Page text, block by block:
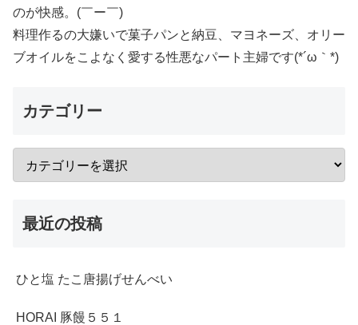
のが快感。(￣ー￣)
料理作るの大嫌いで菓子パンと納豆、マヨネーズ、オリー
ブオイルをこよなく愛する性悪なパート主婦です(*´ω｀*)
カテゴリー
最近の投稿
ひと塩 たこ唐揚げせんべい
HORAI 豚饅５５１